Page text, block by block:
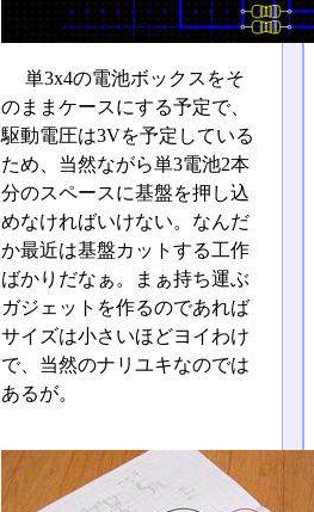
単3x4の電池ボックスをそ
のままケースにする予定で、
駆動電圧は3Vを予定している
ため、当然ながら単3電池2本
分のスペースに基盤を押し込
めなければいけない。なんだ
か最近は基盤カットする工作
ばかりだなぁ。まぁ持ち運ぶ
ガジェットを作るのであれば
サイズは小さいほどヨイわけ
で、当然のナリユキなのでは
あるが。